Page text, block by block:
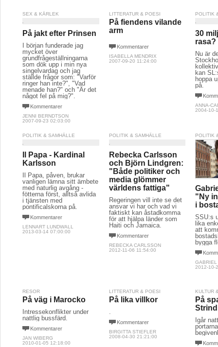
SEX & KÄRLEK
På jakt efter Prinsen
I början funderade jag
mycket över
grundfrågeställningarna
som dök upp i min nya
singelvardag och jag
ställde frågor som: "Varför
ringer han inte?", "Vad
menade han?" och "Är det
något fel på mig?".
Kommentarer
JENNI BERNDTSON
2007-09-23 02:03:00
LITTERATUR & POESI
På fiendens vilande
arm
Kommentarer
ISABELLA MENDRIX
2007-09-20 11:24:00
POLITIK
30
rasa?
Nu är
kan
hoppa
på.
ANNA-
2004-10-
POLITIK & SAMHÄLLE
Il Papa - Kardinal
Karlsson
Il Papa, påven, brukar
vanligen lämna sitt ämbete
med naturlig avgång -
fötterna först, alltså avlida
i tjänsten med
pontificalskorna på.
Kommentarer
LENNART LUNDWALL
2013-03-14 07:00:00
POLITIK & SAMHÄLLE
Rebecka Carlsson
och Björn Lindgren:
"Både politiker och
media glömmer
världens fattiga"
Regeringen vill inte se det
ansvar vi har och vad vi
faktiskt kan åstadkomma
för att hjälpa länder som
Haiti och Jamaica.
Kommentarer
REBECKA CARLSSON
2012-11-06 11:54:00
POLITIK
"Ny
i
SSU:s
lika
att
bygga
GABRIEL
2012-10-
RESOR
På väg i Marocko
Intressekonflikter under
nattlig bussfärd.
Kommentarer
JAN WIBERG
2010-01-05 12:18:00
LITTERATUR & POESI
På lika villkor
.
Kommentarer
BIRGITTA STIEFLER
2008-04-30 21:21:00
KULTUR
På
Igår